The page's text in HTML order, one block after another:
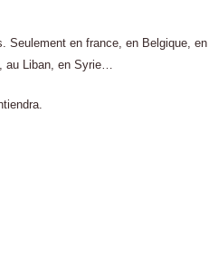
en france, en Belgique,
au Liban, en Syrie…